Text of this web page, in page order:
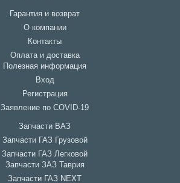
Гарантия и возврат
О компании
Контакты
Оплата и доставка
Полезная информация
Вход
Регистрация
Заявление по COVID-19
Запчасти ВАЗ
Запчасти ГАЗ Грузовой
Запчасти ГАЗ Легковой
Запчасти ЗАЗ Таврия
Запчасти ГАЗ NEXT